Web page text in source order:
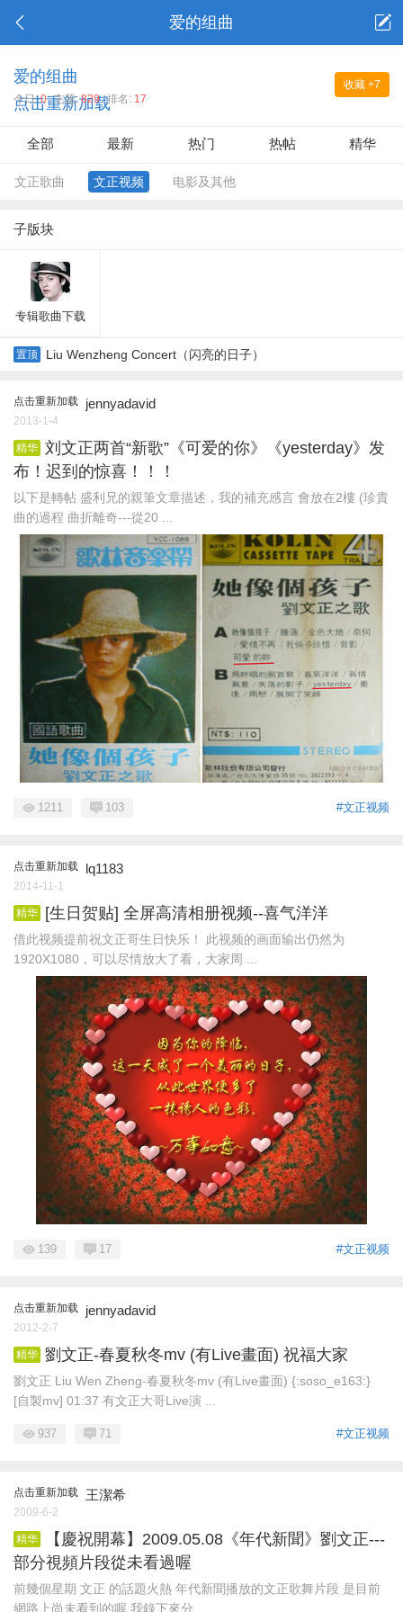
爱的组曲
收藏 +7
爱的组曲
点击重新加载
今日:0 主题:829 排名: 17
全部 最新 热门 热帖 精华
文正歌曲 文正视频 电影及其他
子版块
专辑歌曲下载
置顶 Liu Wenzheng Concert（闪亮的日子）
点击重新加载 jennyadavid
2013-1-4
精华 刘文正两首“新歌”《可爱的你》《yesterday》发
布！迟到的惊喜！！！
以下是轉帖 盛利兄的親筆文章描述，我的補充感言 會放在2樓 (珍貴
曲的過程 曲折離奇---從20 ...
#文正视频
1211 103
点击重新加载 lq1183
2014-11-1
精华 [生日贺贴] 全屏高清相册视频--喜气洋洋
借此视频提前祝文正哥生日快乐！ 此视频的画面输出仍然为
1920X1080，可以尽情放大了看，大家周 ...
#文正视频
139 17
点击重新加载 jennyadavid
2012-2-7
精华 劉文正-春夏秋冬mv (有Live畫面) 祝福大家
劉文正 Liu Wen Zheng-春夏秋冬mv (有Live畫面) {:soso_e163:}
[自製mv] 01:37 有文正大哥Live演 ...
#文正视频
937 71
点击重新加载 王潔希
2009-6-2
精华
【慶祝開幕】2009.05.08《年代新聞》劉文正---
部分視頻片段從未看過喔
前幾個星期 文正 的話題火熱 年代新聞播放的文正歌舞片段 是目前
網路上尚未看到的喔 我錄下來分 ...